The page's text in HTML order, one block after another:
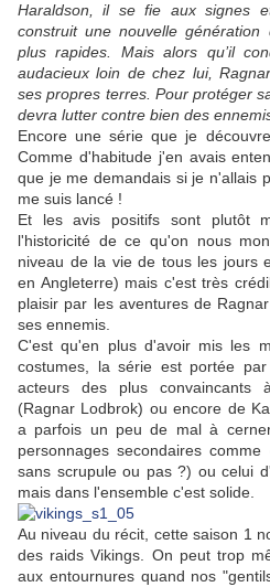
Haraldson, il se fie aux signes
construit une nouvelle
plus rapides. Mais alors qu’il
audacieux loin de chez lui,
ses propres terres. Pour protéger
devra lutter contre bien des
Encore une série que je
Comme d'habitude j'en avais
que je me demandais si je n'allais
me suis lancé !
Et les avis positifs sont plutôt
l'historicité de ce qu'on nous
niveau de la vie de tous les jours
en Angleterre) mais c'est très
plaisir par les aventures de
ses ennemis.
C'est qu'en plus d'avoir mis les
costumes, la série est portée
acteurs des plus convaincants
(Ragnar Lodbrok) ou encore de
a parfois un peu de mal à
personnages secondaires
sans scrupule ou pas ?) ou celui
mais dans l'ensemble c'est solide.
Au niveau du récit, cette saison 1
des raids Vikings. On peut trop
aux entournures quand nos